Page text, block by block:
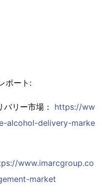
ポート:
リー市場： https://ww
alcohol-delivery-marke
www.imarcgroup.co
market